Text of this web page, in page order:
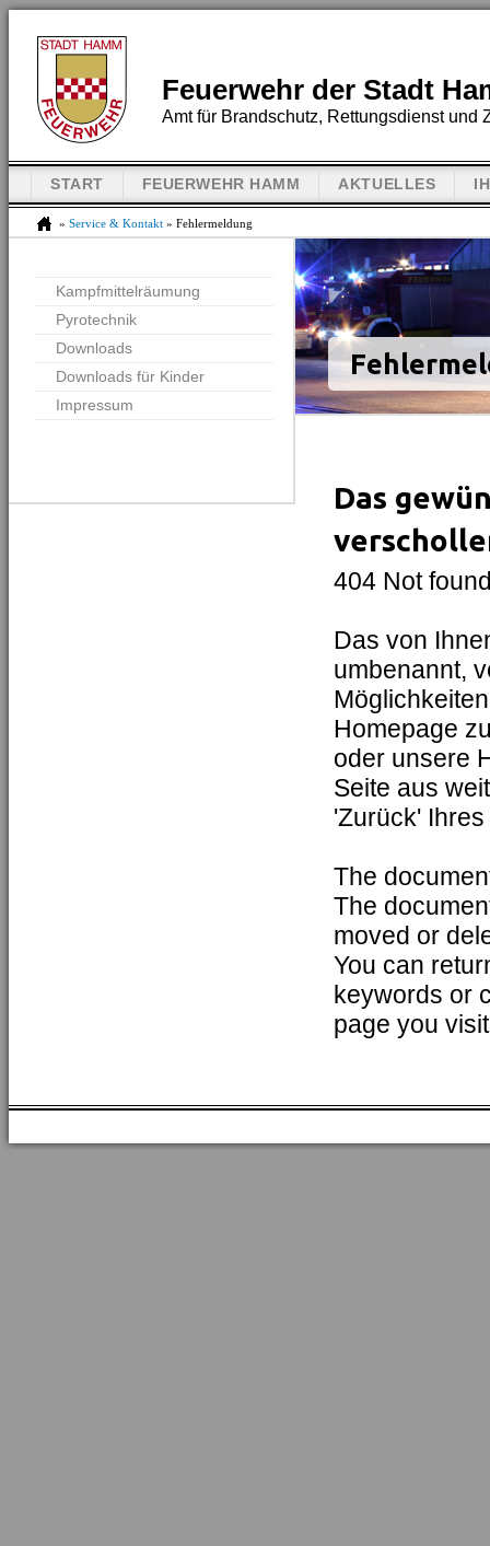
Feuerwehr der Stadt
Amt für Brandschutz, Rettungsdienst und
START FEUERWEHR HAMM AKTUELLES
» Service & Kontakt » Fehlermeldung
Kampfmittelräumung
Pyrotechnik
Downloads
Downloads für Kinder
Impressum
Das
404 Not
Das von
umbenannt,
Homepage
oder unsere
Seite aus
'Zurück'
The
The
moved or
You can
keywords or
page you